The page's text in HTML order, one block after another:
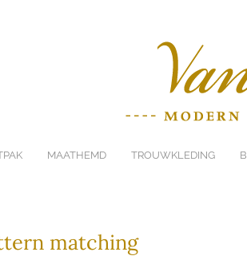
MAATHEMD TROUWKLEDING
matching